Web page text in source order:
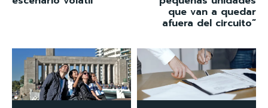
que van a quedar
afuera del circuito”